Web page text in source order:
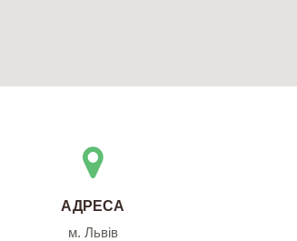
АДРЕСА
м. Львів